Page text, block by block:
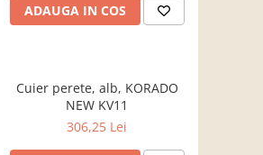
ADAUGA IN COS
Cuier perete, alb, KORADO
NEW KV11
306,25 Lei